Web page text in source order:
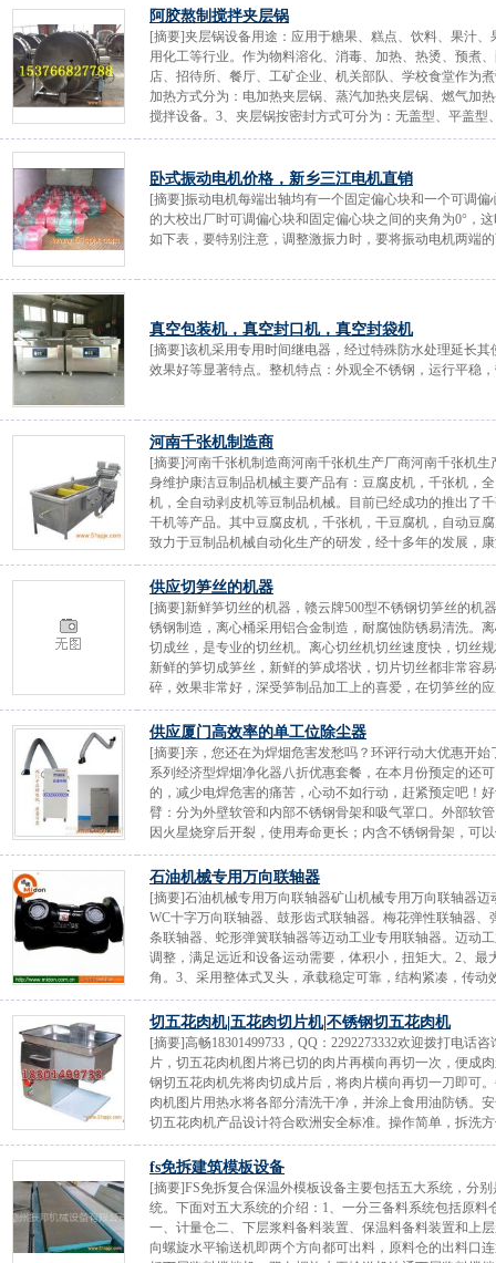
阿胶熬制搅拌夹层锅
[摘要]夹层锅设备用途：应用于糖果、糕点、饮料、果汁
用化工等行业。作为物料溶化、消毒、加热、热烫、预煮
店、招待所、餐厅、工矿企业、机关部队、学校食堂作为
加热方式分为：电加热夹层锅、蒸汽加热夹层锅、燃气加
搅拌设备。3、夹层锅按密封方式可分为：无盖型、平盖型
卧式振动电机价格，新乡三江电机直销
[摘要]振动电机每端出轴均有一个固定偏心块和一个可调
的大校出厂时可调偏心块和固定偏心块之间的夹角为0°，
如下表，要特别注意，调整激振力时，要将振动电机两端
真空包装机，真空封口机，真空封袋机
[摘要]该机采用专用时间继电器，经过特殊防水处理延长
效果好等显著特点。整机特点：外观全不锈钢，运行平稳
河南千张机制造商
[摘要]河南千张机制造商河南千张机生产厂商河南千张机
身维护康洁豆制品机械主要产品有：豆腐皮机，千张机，
机，全自动剥皮机等豆制品机械。目前已经成功的推出了
干机等产品。其中豆腐皮机，千张机，干豆腐机，自动豆
致力于豆制品机械自动化生产的研发，经十多年的发展，
供应切笋丝的机器
[摘要]新鲜笋切丝的机器，赣云牌500型不锈钢切笋丝的机
锈钢制造，离心桶采用铝合金制造，耐腐蚀防锈易清洗。
切成丝，是专业的切丝机。离心切丝机切丝速度快，切丝
新鲜的笋切成笋丝，新鲜的笋成塔状，切片切丝都非常容
碎，效果非常好，深受笋制品加工上的喜爱，在切笋丝的
供应厦门高效率的单工位除尘器
[摘要]亲，您还在为焊烟危害发愁吗？环评行动大优惠开始
系列经济型焊烟净化器八折优惠套餐，在本月份预定的还
的，减少电焊危害的痛苦，心动不如行动，赶紧预定吧！
臂：分为外壁软管和内部不锈钢骨架和吸气罩口。外部软
因火星烧穿后开裂，使用寿命更长；内含不锈钢骨架，可
石油机械专用万向联轴器
[摘要]石油机械专用万向联轴器矿山机械专用万向联轴器
WC十字万向联轴器、鼓形齿式联轴器。梅花弹性联轴器
条联轴器、蛇形弹簧联轴器等迈动工业专用联轴器。迈动
调整，满足远近和设备运动需要，体积小，扭矩大。2、最
角。3、采用整体式叉头，承载稳定可靠，结构紧凑，传动
切五花肉机|五花肉切片机|不锈钢切五花肉机
[摘要]高畅18301499733，QQ：2292273332欢迎拨打电
片，切五花肉机图片将已切的肉片再横向再切一次，便成
钢切五花肉机先将肉切成片后，将肉片横向再切一刀即可
肉机图片用热水将各部分清洗干净，并涂上食用油防锈。
切五花肉机产品设计符合欧洲安全标准。操作简单，拆洗
fs免拆建筑模板设备
[摘要]FS免拆复合保温外模板设备主要包括五大系统，分
统。下面对五大系统的介绍：1、一分三备料系统包括原
一、计量仓二、下层浆料备料装置、保温料备料装置和上
向螺旋水平输送机即两个方向都可出料，原料仓的出料口